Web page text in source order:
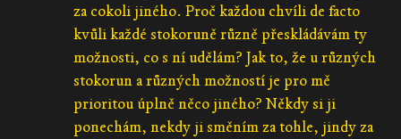
za cokoli jiného. Proč každou chvíli de facto
kvůli každé stokoruně různě přeskládávám ty
možnosti, co s ní udělám? Jak to, že u různých
stokorun a různých možností je pro mě
prioritou úplně něco jiného? Někdy si ji
ponechám, nekdy ji směním za tohle, jindy za